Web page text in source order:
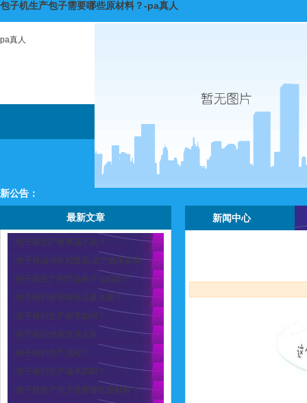
包子机生产包子需要哪些原材料？-pa真人
pa真人
新公告：
最新文章
包子机生产效率高不高？
包子机自动化程度高,生产效率就高
包子机生产的产品有什么好处？
包子机的使用寿命是多久呢？
包子机的生产效率如何？
包子机的使用方法大全
包子机的生产流程？
包子机的生产成本高吗？
包子机生产包子需要哪些原材料？
新闻中心